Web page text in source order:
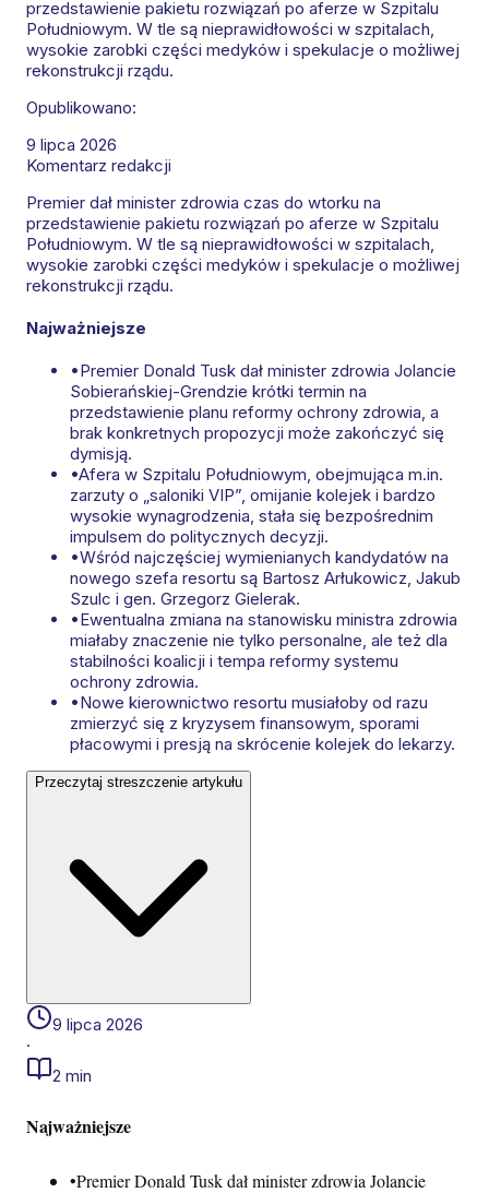
przedstawienie pakietu rozwiązań po aferze w Szpitalu
Południowym. W tle są nieprawidłowości w szpitalach,
wysokie zarobki części medyków i spekulacje o możliwej
rekonstrukcji rządu.
Opublikowano:
9 lipca 2026
Komentarz redakcji
Premier dał minister zdrowia czas do wtorku na
przedstawienie pakietu rozwiązań po aferze w Szpitalu
Południowym. W tle są nieprawidłowości w szpitalach,
wysokie zarobki części medyków i spekulacje o możliwej
rekonstrukcji rządu.
Najważniejsze
•Premier Donald Tusk dał minister zdrowia Jolancie
Sobierańskiej-Grendzie krótki termin na
przedstawienie planu reformy ochrony zdrowia, a
brak konkretnych propozycji może zakończyć się
dymisją.
•Afera w Szpitalu Południowym, obejmująca m.in.
zarzuty o „saloniki VIP”, omijanie kolejek i bardzo
wysokie wynagrodzenia, stała się bezpośrednim
impulsem do politycznych decyzji.
•Wśród najczęściej wymienianych kandydatów na
nowego szefa resortu są Bartosz Arłukowicz, Jakub
Szulc i gen. Grzegorz Gielerak.
•Ewentualna zmiana na stanowisku ministra zdrowia
miałaby znaczenie nie tylko personalne, ale też dla
stabilności koalicji i tempa reformy systemu
ochrony zdrowia.
•Nowe kierownictwo resortu musiałoby od razu
zmierzyć się z kryzysem finansowym, sporami
płacowymi i presją na skrócenie kolejek do lekarzy.
Przeczytaj streszczenie artykułu
9 lipca 2026
·
2 min
Najważniejsze
•Premier Donald Tusk dał minister zdrowia Jolancie